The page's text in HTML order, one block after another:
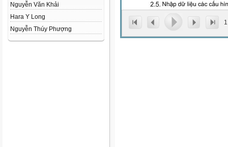
Nguyễn Văn Khải
Hara Y Long
Nguyễn Thúy Phượng
1